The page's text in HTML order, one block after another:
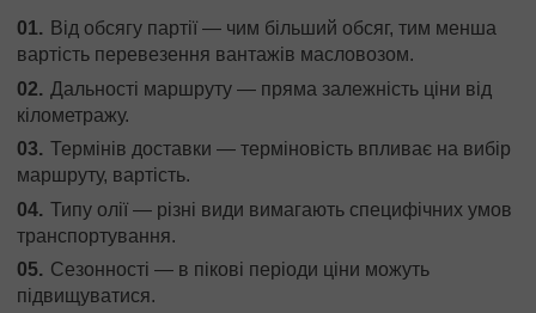
Від обсягу партії — чим більший обсяг, тим менша
вартість перевезення вантажів масловозом.
Дальності маршруту — пряма залежність ціни від
кілометражу.
Термінів доставки — терміновість впливає на вибір
маршруту, вартість.
Типу олії — різні види вимагають специфічних умов
транспортування.
Сезонності — в пікові періоди ціни можуть
підвищуватися.